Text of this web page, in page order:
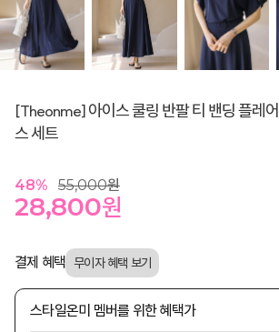
[Theonme] 아이스 쿨링 반팔 티 밴딩 플레
스 세트
48% 55,000원
28,800원
결제 혜택
스타일온미 멤버를 위한 혜택가